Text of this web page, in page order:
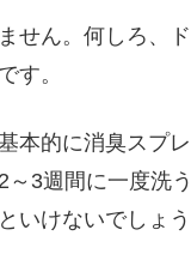
せん。何しろ、ド
す。
本的に消臭スプレ
3週間に一度洗う
いけないでしょう